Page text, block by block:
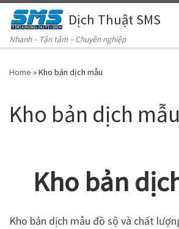
Skip to contentDịch Thuật SMS
Nhanh – Tận tâm – Chuyên nghiệp
Home »Kho bản dịch mẫu
Kho bản dịch mẫu
Kho bản
Kho bản dịch mẫu đồ sộ và chất